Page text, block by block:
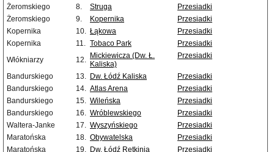
Żeromskiego
8. Struga
Przesiadki
Żeromskiego
9. Kopernika
Przesiadki
Kopernika
10. Łąkowa
Przesiadki
Kopernika
11. Tobaco Park
Przesiadki
Włókniarzy
12. Mickiewicza (Dw. Ł.
Kaliska)
Przesiadki
Bandurskiego 13. Dw. Łódź Kaliska
Przesiadki
Bandurskiego
14. Atlas Arena
Przesiadki
Bandurskiego
15. Wileńska
Przesiadki
Bandurskiego
16. Wróblewskiego
Przesiadki
Waltera-Janke
17. Wyszyńskiego
Przesiadki
Maratońska
18. Obywatelska
Przesiadki
Maratońska
19. Dw. Łódź Retkinia Przesiadki